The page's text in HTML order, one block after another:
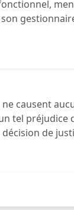
causent
tel
de